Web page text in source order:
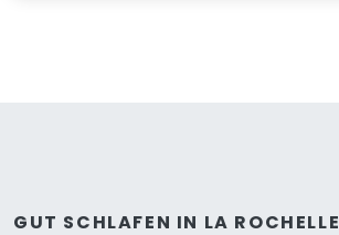
GUT SCHLAFEN IN LA ROCHELLE